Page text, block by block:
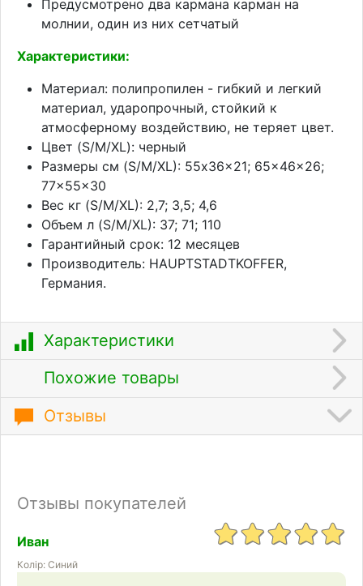
Предусмотрено два кармана карман на
молнии, один из них сетчатый
Характеристики:
Материал: полипропилен - гибкий и легкий
материал, ударопрочный, стойкий к
атмосферному воздействию, не теряет цвет.
Цвет (S/M/XL): черный
Размеры см (S/M/XL): 55x36x21; 65x46x26;
77x55x30
Вес кг (S/M/XL): 2,7; 3,5; 4,6
Объем л (S/M/XL): 37; 71; 110
Гарантийный срок: 12 месяцев
Производитель: HAUPTSTADTKOFFER,
Германия.
Характеристики
Похожие товары
Отзывы
Отзывы покупателей
Иван
Колір: Синий